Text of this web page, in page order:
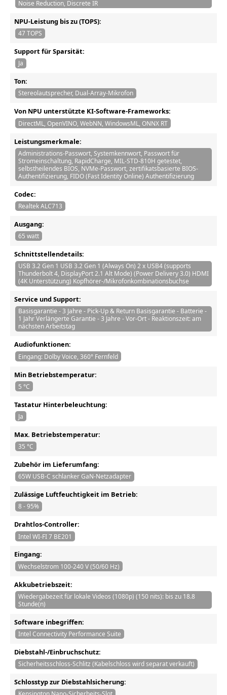
Noise Reduction, Discrete IR
NPU-Leistung bis zu (TOPS):
47 TOPS
Support für Sparsität:
Ja
Ton:
Stereolautsprecher, Dual-Array-Mikrofon
Von NPU unterstützte KI-Software-Frameworks:
DirectML, OpenVINO, WebNN, WindowsML, ONNX RT
Leistungsmerkmale:
Administrations-Passwort, Systemkennwort, Passwort für
Stromeinschaltung, RapidCharge, MIL-STD-810H getestet,
selbstheilendes BIOS, NVMe-Passwort, zertifikatsbasierte BIOS-
Authentifizierung, FIDO (Fast Identity Online) Authentifizierung
Codec:
Realtek ALC713
Ausgang:
65 watt
Schnittstellendetails:
USB 3.2 Gen 1 USB 3.2 Gen 1 (Always On) 2 x USB4 (supports
Thunderbolt 4, DisplayPort 2.1 Alt Mode) (Power Delivery 3.0) HDMI
(4K Unterstützung) Kopfhörer-/Mikrofonkombinationsbuchse
Service und Support:
Basisgarantie - 3 Jahre - Pick-Up & Return Basisgarantie - Batterie -
1 Jahr Verlängerte Garantie - 3 Jahre - Vor-Ort - Reaktionszeit: am
nächsten Arbeitstag
Audiofunktionen:
Eingang: Dolby Voice, 360° Fernfeld
Min Betriebstemperatur:
5 °C
Tastatur Hinterbeleuchtung:
Ja
Max. Betriebstemperatur:
35 °C
Zubehör im Lieferumfang:
65W USB-C schlanker GaN-Netzadapter
Zulässige Luftfeuchtigkeit im Betrieb:
8 - 95%
Drahtlos-Controller:
Intel WI-FI 7 BE201
Eingang:
Wechselstrom 100-240 V (50/60 Hz)
Akkubetriebszeit:
Wiedergabezeit für lokale Videos (1080p) (150 nits): bis zu 18.8
Stunde(n)
Software inbegriffen:
Intel Connectivity Performance Suite
Diebstahl-/Einbruchschutz:
Sicherheitsschloss-Schlitz (Kabelschloss wird separat verkauft)
Schlosstyp zur Diebstahlsicherung: